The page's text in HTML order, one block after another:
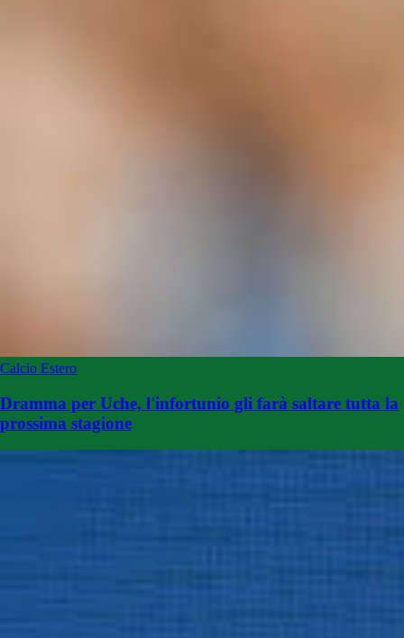
Calcio Estero
Dramma per Uche, l'infortunio gli farà saltare tutta la
prossima stagione